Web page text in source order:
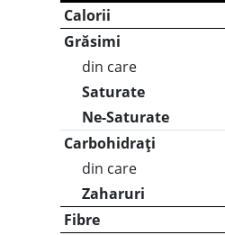
Calorii
Grăsimi
din care
Saturate
Ne-Saturate
Carbohidrați
din care
Zaharuri
Fibre